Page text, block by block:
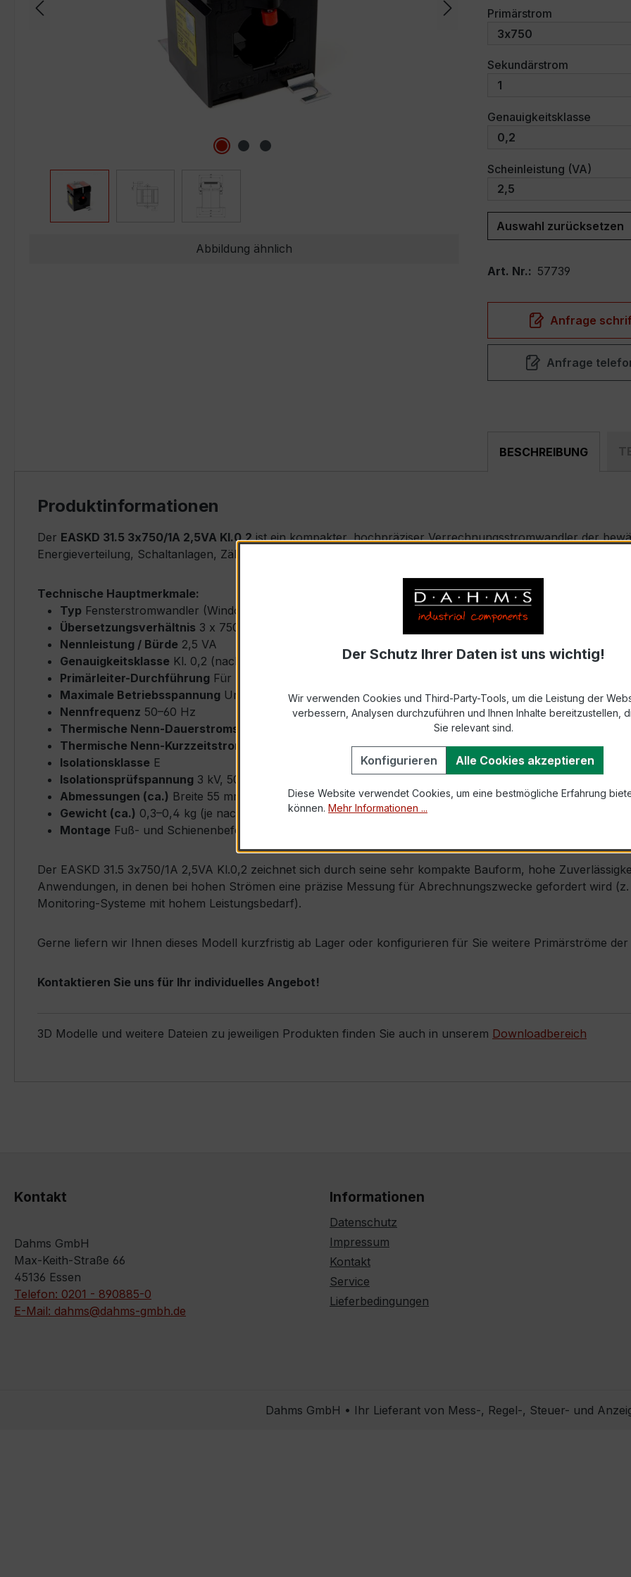
Abbildung ähnlich
Primärstrom
Sekundärstrom
Genauigkeitsklasse
Scheinleistung (VA)
Auswahl zurücksetzen
Art. Nr.: 57739
Anfrage
Anfrage
BESCHREIBUNG
Produktinformationen
Der EASKD 31.5 3x750/1A 2,5VA Kl.0,2ist ein kompakter, hochpräziser Verrechnungsstromwandler der
Energieverteilung, Schaltanlagen, Zählerfeldern und industriellen Mess- und Überwachungssystemen
Technische Hauptmerkmale:
Typ Fensterstromwandler (Window-Type) – EASKD 31.5
Übersetzungsverhältnis 3 x 750/1 A (Primärnennstrom 750 A, Sekundärnennstrom 1 A pro Phase)
Nennleistung / Bürde 2,5 VA
Genauigkeitsklasse Kl. 0,2 (nach IEC/EN 61869-2 bzw. DIN EN 61869-2)
Primärleiter-Durchführung Für Rundleiter bis max. Ø 31 mm (Kabeldurchführung)
Maximale Betriebsspannung Um ≤ 0,72 kV
Nennfrequenz 50–60 Hz
Thermische Nenn-Dauerstromstärke
Icth = 1,2 × Ipr (Dauerstrom 1,2 × Primärnennstrom)
Thermische Nenn-Kurzzeitstromstärke
Ith = 100 × Ipr, 1 s
Isolationsklasse E
Isolationsprüfspannung 3 kV, 50 Hz, 1 min
Abmessungen (ca.) Breite 55 mm × Höhe 75 mm × Tiefe 35 mm
Gewicht (ca.) 0,3–0,4 kg (je nach Ausführung)
Montage Fuß- und Schienenbefestigung möglich, inkl. Isolierschutzkappe
Der EASKD 31.5 3x750/1A 2,5VA Kl.0,2 zeichnet sich durch seine sehr kompakte Bauform, hohe
Anwendungen, in denen bei hohen Strömen eine präzise Messung für Abrechnungszwecke gefordert wird
Monitoring-Systeme mit hohem Leistungsbedarf).
Gerne liefern wir Ihnen dieses Modell kurzfristig ab Lager oder konfigurieren für Sie weitere Primärströme der
Kontaktieren Sie uns für Ihr individuelles Angebot!
3D Modelle und weitere Dateien zu jeweiligen Produkten finden Sie auch in unserem Downloadbereich
Kontakt
Dahms GmbH
Max-Keith-Straße 66
45136 Essen
Telefon: 0201 - 890885-0
E-Mail: dahms@dahms-gmbh.de
Informationen
Datenschutz
Impressum
Kontakt
Service
Lieferbedingungen
Dahms GmbH • Ihr Lieferant von Mess-, Regel-, Steuer- und
Der Schutz Ihrer Daten ist uns wichtig!
Wir verwenden Cookies und Third-Party-Tools, um die Leistung der
verbessern, Analysen durchzuführen und Ihnen Inhalte bereitzustellen,
Sie relevant sind.
Konfigurieren Alle Cookies akzeptieren
Diese Website verwendet Cookies, um eine bestmögliche Erfahrung
können. Mehr Informationen ...